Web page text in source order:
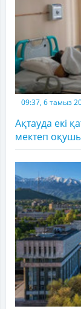
09:37, 6 тамыз
Ақтауда екі
мектеп